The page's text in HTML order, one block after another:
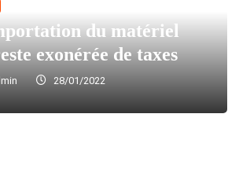
du matériel
exonérée de taxes
28/01/2022